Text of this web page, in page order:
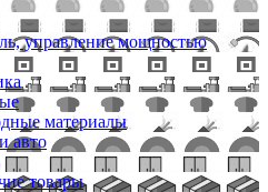
управление мощностью
материалы
авто
товары